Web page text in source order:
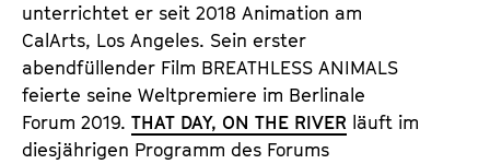
unterrichtet er seit 2018 Animation am
CalArts, Los Angeles. Sein erster
abendfüllender Film BREATHLESS ANIMALS
feierte seine Weltpremiere im Berlinale
Forum 2019. THAT DAY, ON THE RIVER läuft im
diesjährigen Programm des Forums